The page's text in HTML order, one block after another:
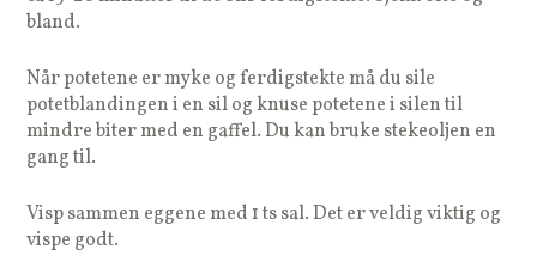
bland.
Når potetene er myke og ferdigstekte må du sile
potetblandingen i en sil og knuse potetene i silen til
mindre biter med en gaffel. Du kan bruke stekeoljen en
gang til.
Visp sammen eggene med 1 ts sal. Det er veldig viktig og
vispe godt.